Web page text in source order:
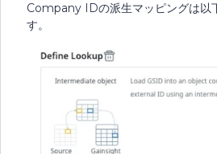
Company IDの派生マッピングは以
す。